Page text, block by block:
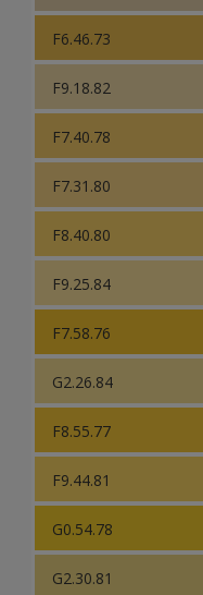
F6.46.73
F9.18.82
F7.40.78
F7.31.80
F8.40.80
F9.25.84
F7.58.76
G2.26.84
F8.55.77
F9.44.81
G0.54.78
G2.30.81